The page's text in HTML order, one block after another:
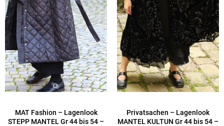
MAT Fashion – Lagenlook
STEPP MANTEL Gr 44 bis 54 –
Privatsachen – Lagenlook
MANTEL KULTUN Gr 44 bis 54 –